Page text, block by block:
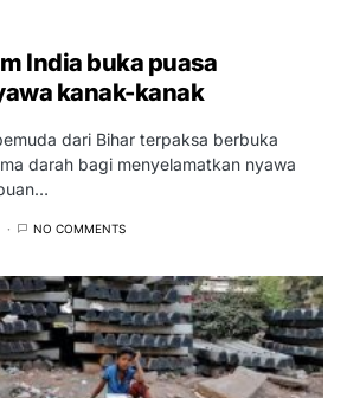
India buka puasa
kanak-kanak
dari Bihar terpaksa berbuka
darah bagi menyelamatkan nyawa
NO COMMENTS